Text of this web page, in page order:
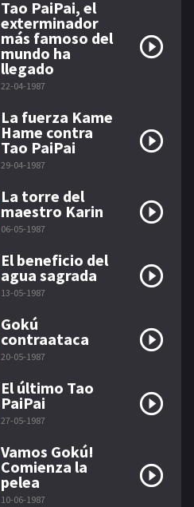
Tao PaiPai, el
exterminador
más famoso del
mundo ha
llegado
22-04-1987
La fuerza Kame
Hame contra
Tao PaiPai
29-04-1987
La torre del
maestro Karin
06-05-1987
El beneficio del
agua sagrada
13-05-1987
Gokú
contraataca
20-05-1987
El último Tao
PaiPai
27-05-1987
Vamos Gokú!
Comienza la
pelea
10-06-1987